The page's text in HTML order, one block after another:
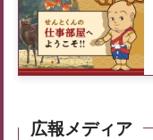
広報メディア